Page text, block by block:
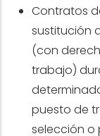
Contratos
sustitución
(con
trabajo)
puesto de
selección o